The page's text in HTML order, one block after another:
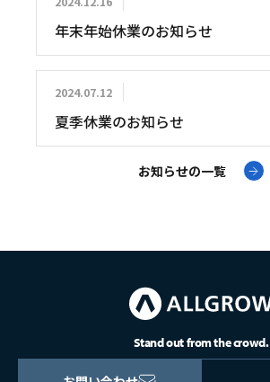
年末年始休業のお知らせ
2024.07.12
夏季休業のお知らせ
お知らせの一覧
Stand out from the crowd.